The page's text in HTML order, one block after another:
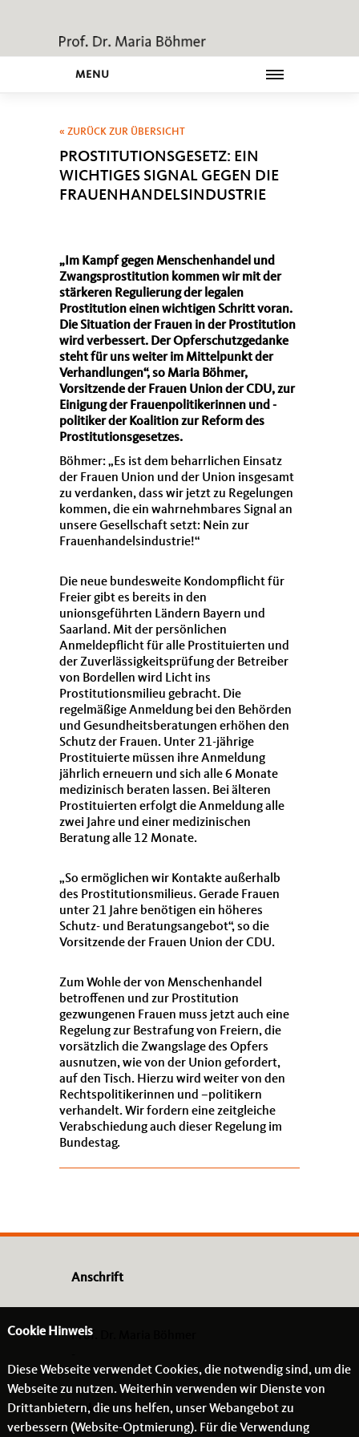
MENU
« ZURÜCK ZUR ÜBERSICHT
PROSTITUTIONSGESETZ: EIN
WICHTIGES SIGNAL GEGEN DIE
FRAUENHANDELSINDUSTRIE
Im Kampf gegen Menschenhandel und
Zwangsprostitution kommen wir mit der
stärkeren Regulierung der legalen
Prostitution einen wichtigen Schritt voran.
Die Situation der Frauen in der Prostitution
wird verbessert. Der Opferschutzgedanke
steht für uns weiter im Mittelpunkt der
Verhandlungen“, so Maria Böhmer,
Vorsitzende der Frauen Union der CDU, zur
Einigung der Frauenpolitikerinnen und -
politiker der Koalition zur Reform des
Prostitutionsgesetzes.
Böhmer: „Es ist dem beharrlichen Einsatz
der Frauen Union und der Union insgesamt
zu verdanken, dass wir jetzt zu Regelungen
kommen, die ein wahrnehmbares Signal an
unsere Gesellschaft setzt: Nein zur
Frauenhandelsindustrie!“
Die neue bundesweite Kondompflicht für
Freier gibt es bereits in den
unionsgeführten Ländern Bayern und
Saarland. Mit der persönlichen
Anmeldepflicht für alle Prostituierten und
der Zuverlässigkeitsprüfung der Betreiber
von Bordellen wird Licht ins
Prostitutionsmilieu gebracht. Die
regelmäßige Anmeldung bei den Behörden
und Gesundheitsberatungen erhöhen den
Schutz der Frauen. Unter 21-jährige
Prostituierte müssen ihre Anmeldung
jährlich erneuern und sich alle 6 Monate
medizinisch beraten lassen. Bei älteren
Prostituierten erfolgt die Anmeldung alle
zwei Jahre und einer medizinischen
Beratung alle 12 Monate.
So ermöglichen wir Kontakte außerhalb
des Prostitutionsmilieus. Gerade Frauen
unter 21 Jahre benötigen ein höheres
Schutz- und Beratungsangebot“, so die
Vorsitzende der Frauen Union der CDU.
Zum Wohle der von Menschenhandel
betroffenen und zur Prostitution
gezwungenen Frauen muss jetzt auch eine
Regelung zur Bestrafung von Freiern, die
vorsätzlich die Zwangslage des Opfers
ausnutzen, wie von der Union gefordert,
auf den Tisch. Hierzu wird weiter von den
Rechtspolitikerinnen und –politikern
verhandelt. Wir fordern eine zeitgleiche
Verabschiedung auch dieser Regelung im
Bundestag.
Anschrift
Prof. Dr. Maria Böhmer
- -
Links
Cookie Hinweis
Diese Webseite verwendet Cookies, die notwendig sind, um die
Webseite zu nutzen. Weiterhin verwenden wir Dienste von
Drittanbietern, die uns helfen, unser Webangebot zu
verbessern (Website-Optmierung). Für die Verwendung